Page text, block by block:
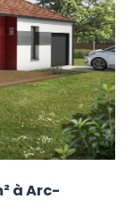
à Arc-